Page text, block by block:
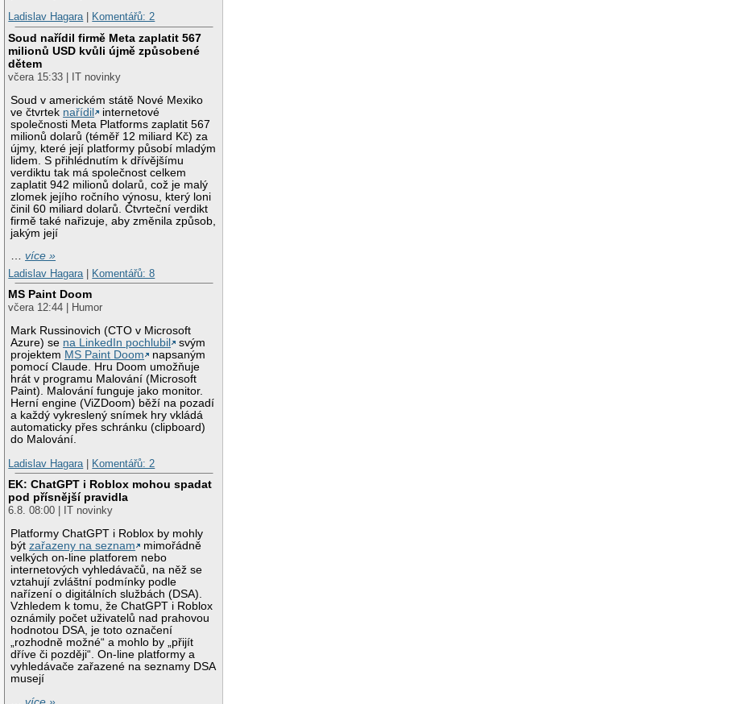
Ladislav Hagara| Komentářů: 2
Soud nařídil firmě Meta zaplatit 567
milionů USD kvůli újmě způsobené
dětem
včera 15:33 | IT novinky
Soud v americkém státě Nové Mexiko
ve čtvrtek nařídil
internetové
společnosti Meta Platforms zaplatit 567
milionů dolarů (téměř 12 miliard Kč) za
újmy, které její platformy působí mladým
lidem. S přihlédnutím k dřívějšímu
verdiktu tak má společnost celkem
zaplatit 942 milionů dolarů, což je malý
zlomek jejího ročního výnosu, který loni
činil 60 miliard dolarů. Čtvrteční verdikt
firmě také nařizuje, aby změnila způsob,
jakým její
…více »
Ladislav Hagara
Komentářů: 8
MS Paint Doom
včera 12:44 | Humor
Mark Russinovich (CTO v Microsoft
Azure) se na LinkedIn pochlubil
svým
projektem MS Paint Doom
napsaným
pomocí Claude. Hru Doom umožňuje
hrát v programu Malování (Microsoft
Paint). Malování funguje jako monitor.
Herní engine (ViZDoom) běží na pozadí
a každý vykreslený snímek hry vkládá
automaticky přes schránku (clipboard)
do Malování.
Ladislav Hagara
Komentářů: 2
EK: ChatGPT i Roblox mohou spadat
pod přísnější pravidla
6.8. 08:00 | IT novinky
Platformy ChatGPT i Roblox by mohly
býtzařazeny na seznam
mimořádně
velkých on-line platforem nebo
internetových vyhledávačů, na něž se
vztahují zvláštní podmínky podle
nařízení o digitálních službách (DSA).
Vzhledem k tomu, že ChatGPT i Roblox
oznámily počet uživatelů nad prahovou
hodnotou DSA, je toto označení
„rozhodně možné“ a mohlo by „přijít
dříve či později“. On-line platformy a
vyhledávače zařazené na seznamy DSA
musejí